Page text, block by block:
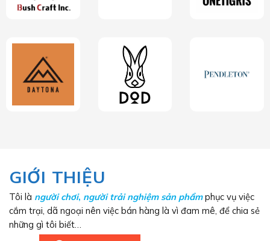
GIỚI THIỆU
Tôi là người chơi, người trải nghiệm sản phẩmphục vụ việc
cắm trại, dã ngoại nên việc bán hàng là vì đam mê, để chia sẻ
những gì tôi biết…